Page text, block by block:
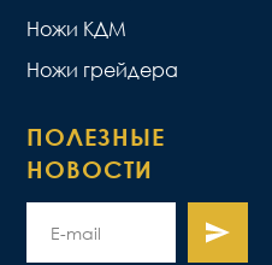
Ножи КДМ
Ножи грейдера
ПОЛЕЗНЫЕ
НОВОСТИ